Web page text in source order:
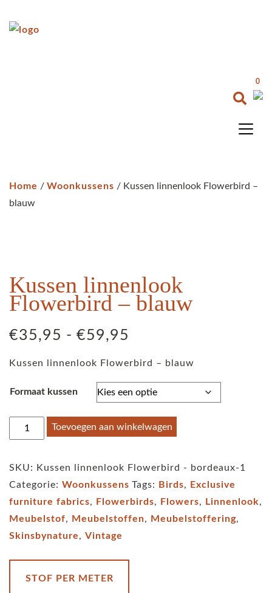
0
Home / Woonkussens / Kussen linnenlook Flowerbird –
blauw
Kussen linnenlook
Flowerbird – blauw
€35,95 - €59,95
tot
€59,95
Kussen linnenlook Flowerbird – blauw
Formaat kussen
Kussen
linnenlook
blauw
Toevoegen aan winkelwagen
SKU:
Kussen linnenlook Flowerbird - bordeaux-1
Categorie: Woonkussens Tags: Birds,
Exclusive
furniture fabrics, Flowerbirds, Flowers, Linnenlook,
Meubelstof, Meubelstoffen, Meubelstoffering,
Skinsbynature, Vintage
STOF PER METER